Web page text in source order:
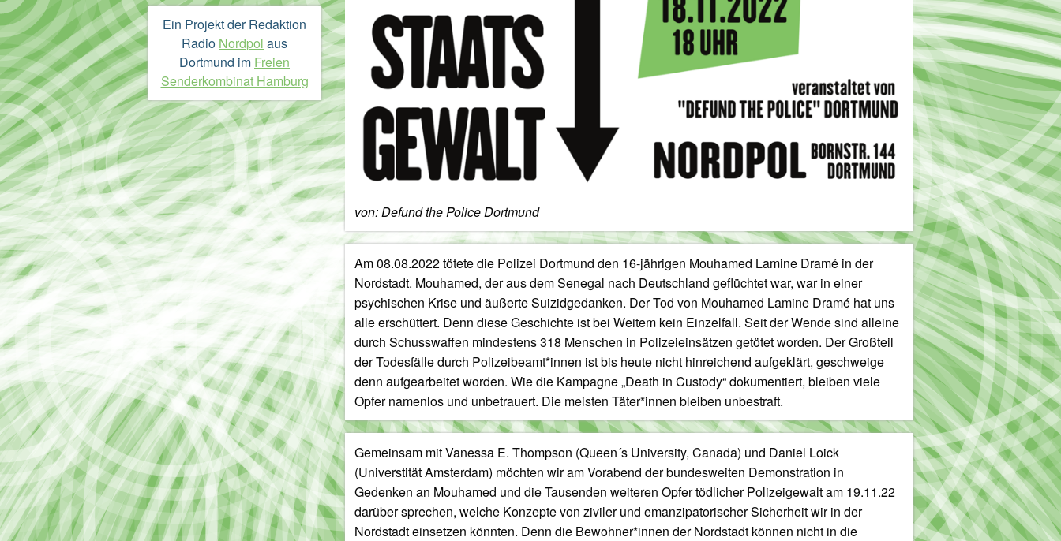
Ein Projekt der Redaktion
Radio Nordpol aus
Dortmund im Freien
Senderkombinat Hamburg
von: Defund the Police Dortmund
Am 08.08.2022 tötete die Polizei Dortmund den 16-jährigen Mouhamed Lamine Dramé in der
Nordstadt. Mouhamed, der aus dem Senegal nach Deutschland geflüchtet war, war in einer
psychischen Krise und äußerte Suizidgedanken. Der Tod von Mouhamed Lamine Dramé hat uns
alle erschüttert. Denn diese Geschichte ist bei Weitem kein Einzelfall. Seit der Wende sind alleine
durch Schusswaffen mindestens 318 Menschen in Polizeieinsätzen getötet worden. Der Großteil
der Todesfälle durch Polizeibeamt*innen ist bis heute nicht hinreichend aufgeklärt, geschweige
denn aufgearbeitet worden. Wie die Kampagne „Death in Custody“ dokumentiert, bleiben viele
Opfer namenlos und unbetrauert. Die meisten Täter*innen bleiben unbestraft.
Gemeinsam mit Vanessa E. Thompson (Queen´s University, Canada) und Daniel Loick
(Universtität Amsterdam) möchten wir am Vorabend der bundesweiten Demonstration in
Gedenken an Mouhamed und die Tausenden weiteren Opfer tödlicher Polizeigewalt am 19.11.22
darüber sprechen, welche Konzepte von ziviler und emanzipatorischer Sicherheit wir in der
Nordstadt einsetzen könnten. Denn die Bewohner*innen der Nordstadt können nicht in die